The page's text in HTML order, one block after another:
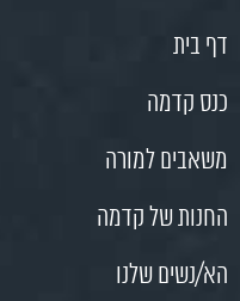
דף בית
כנס קדמה
משאבים למורה
החנות של קדמה
הא/נשים שלנו